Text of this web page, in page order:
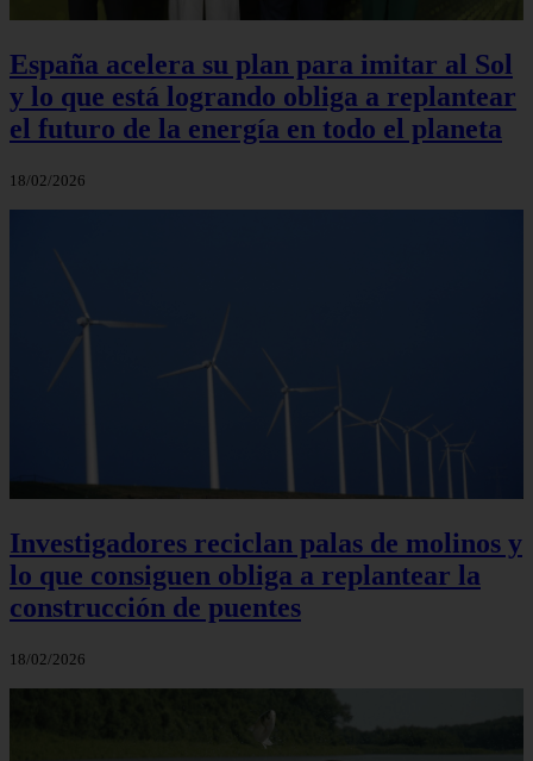
España acelera su plan para imitar al Sol
y lo que está logrando obliga a replantear
el futuro de la energía en todo el planeta
18/02/2026
Investigadores reciclan palas de molinos y
lo que consiguen obliga a replantear la
construcción de puentes
18/02/2026